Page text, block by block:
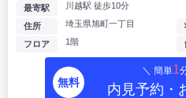
最寄駅 川越駅 徒歩10分
住所 埼玉県旭町一丁目
フロア 1階
無料
＼ 簡単1
内見予約・